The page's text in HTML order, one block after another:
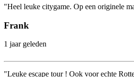
"Heel leuke citygame. Op een originele
Frank
1 jaar geleden
"Leuke escape tour ! Ook voor echte